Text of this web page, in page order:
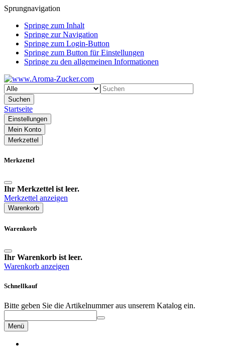
Sprungnavigation
Springe zum Inhalt
Springe zur Navigation
Springe zum Login-Button
Springe zum Button für Einstellungen
Springe zu den allgemeinen Informationen
Suchen
Startseite
Einstellungen
Mein Konto
Merkzettel
Merkzettel
Ihr Merkzettel ist leer.
Merkzettel anzeigen
Warenkorb
Warenkorb
Ihr Warenkorb ist leer.
Warenkorb anzeigen
Schnellkauf
Bitte geben Sie die Artikelnummer aus unserem Katalog ein.
Menü